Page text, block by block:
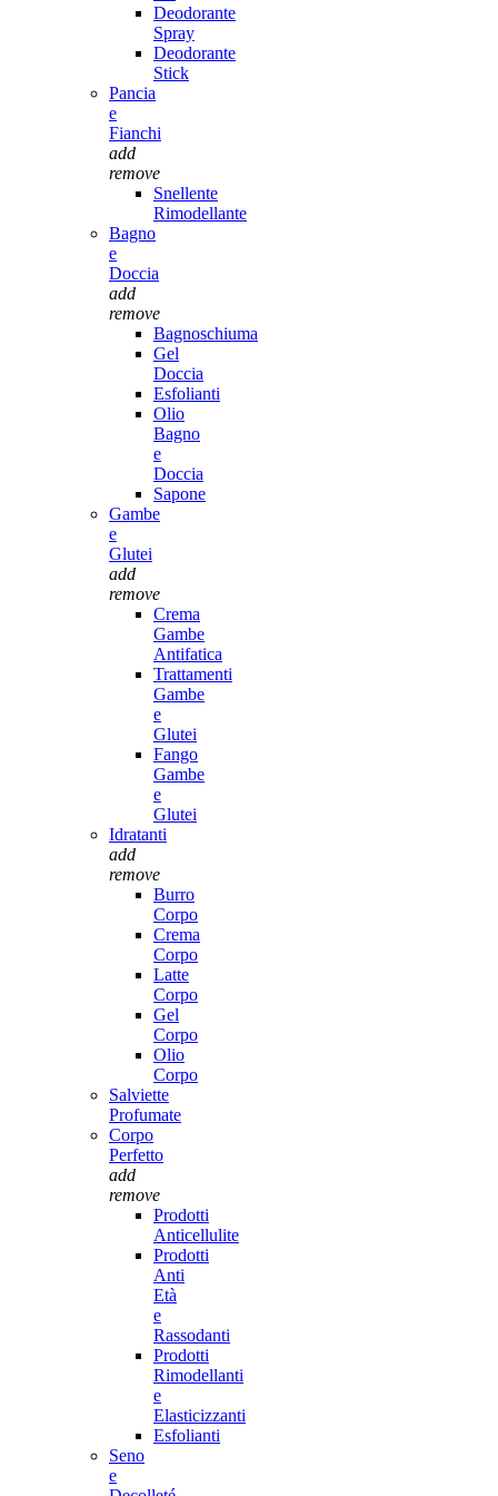
Deodorante
Spray
Deodorante
Stick
Pancia
e
Fianchi
add
remove
Snellente
Rimodellante
Bagno
e
Doccia
add
remove
Bagnoschiuma
Gel
Doccia
Esfolianti
Olio
Bagno
e
Doccia
Sapone
Gambe
e
Glutei
add
remove
Crema
Gambe
Antifatica
Trattamenti
Gambe
e
Glutei
Fango
Gambe
e
Glutei
Idratanti
add
remove
Burro
Corpo
Crema
Corpo
Latte
Corpo
Gel
Corpo
Olio
Corpo
Salviette
Profumate
Corpo
Perfetto
add
remove
Prodotti
Anticellulite
Prodotti
Anti
Età
e
Rassodanti
Prodotti
Rimodellanti
e
Elasticizzanti
Esfolianti
Seno
e